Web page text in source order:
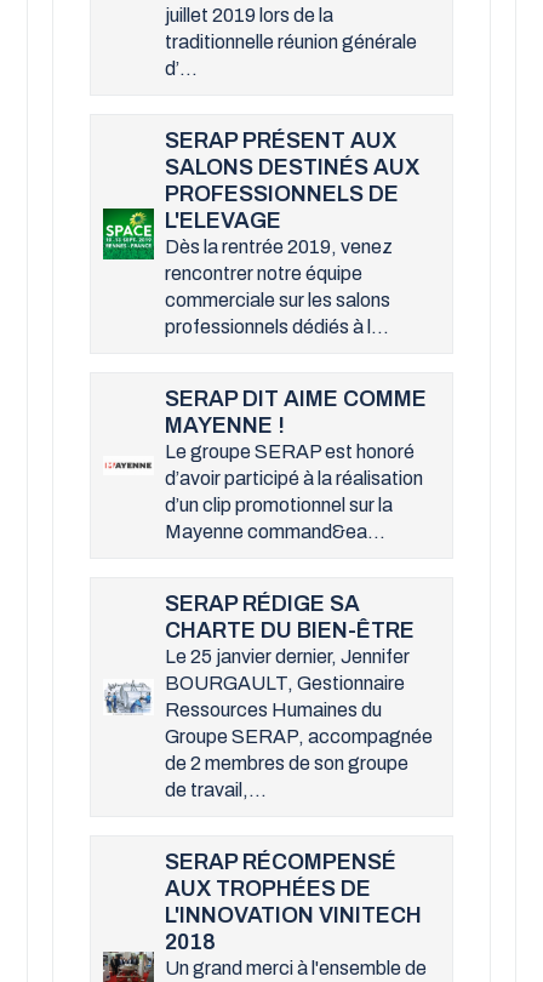
juillet 2019 lors de la
traditionnelle réunion générale
d’...
SERAP PRÉSENT AUX
SALONS DESTINÉS AUX
PROFESSIONNELS DE
L'ELEVAGE
Dès la rentrée 2019, venez
rencontrer notre équipe
commerciale sur les salons
professionnels dédiés à l...
SERAP DIT AIME COMME
MAYENNE !
Le groupe SERAP est honoré
d’avoir participé à la réalisation
d’un clip promotionnel sur la
Mayenne command&ea...
SERAP RÉDIGE SA
CHARTE DU BIEN-ÊTRE
Le 25 janvier dernier, Jennifer
BOURGAULT, Gestionnaire
Ressources Humaines du
Groupe SERAP, accompagnée
de 2 membres de son groupe
de travail,...
SERAP RÉCOMPENSÉ
AUX TROPHÉES DE
L'INNOVATION VINITECH
2018
Un grand merci à l'ensemble de